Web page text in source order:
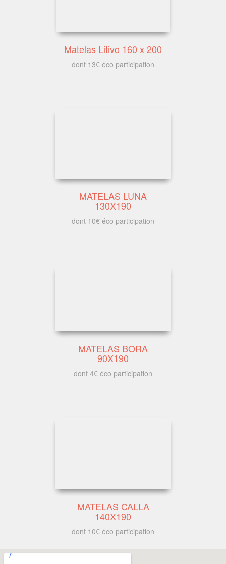
Matelas Litivo 160 x 200
dont 13€ éco participation
MATELAS LUNA
130X190
dont 10€ éco participation
MATELAS BORA
90X190
dont 4€ éco participation
MATELAS CALLA
140X190
dont 10€ éco participation